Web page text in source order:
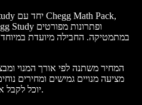
במתמטיקה. החבילה מיועדת
המחיר משתנה לפי אורך המנוי
יוכל לקבל את התמיכה בלי להוציא הרבה כסף.